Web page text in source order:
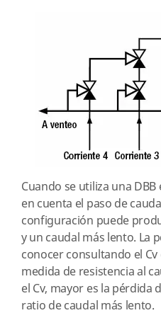
Cuando se utiliza una
en cuenta el paso de
configuración puede
y un caudal más lento. La
conocer consultando el
medida de resistencia al
el Cv, mayor es la pérdida
ratio de caudal más lento.